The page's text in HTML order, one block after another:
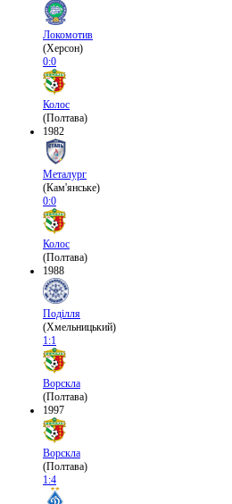
Локомотив
(Херсон)
0:0
Колос
(Полтава)
1982
Металург
(Кам'янське)
0:0
Колос
(Полтава)
1988
Поділля
(Хмельницький)
1:1
Ворскла
(Полтава)
1997
Ворскла
(Полтава)
1:4